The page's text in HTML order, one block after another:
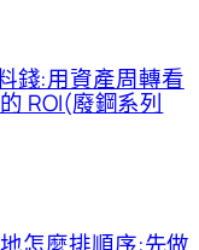
錢:用資產周轉看
ROI(廢鋼系列
怎麼排順序:先做